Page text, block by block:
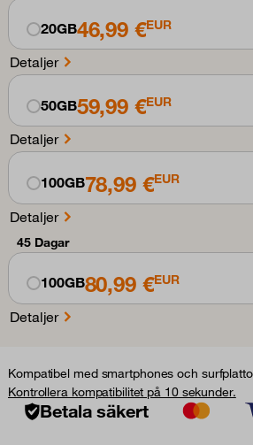
20GB46,99 €EUR
Detaljer
50GB59,99 €EUR
Detaljer
100GB78,99 €EUR
Detaljer
45 Dagar
100GB80,99 €EUR
Detaljer
Kompatibel med smartphones och
Kontrollera kompatibilitet på 10 sekunder.
Betala säkert